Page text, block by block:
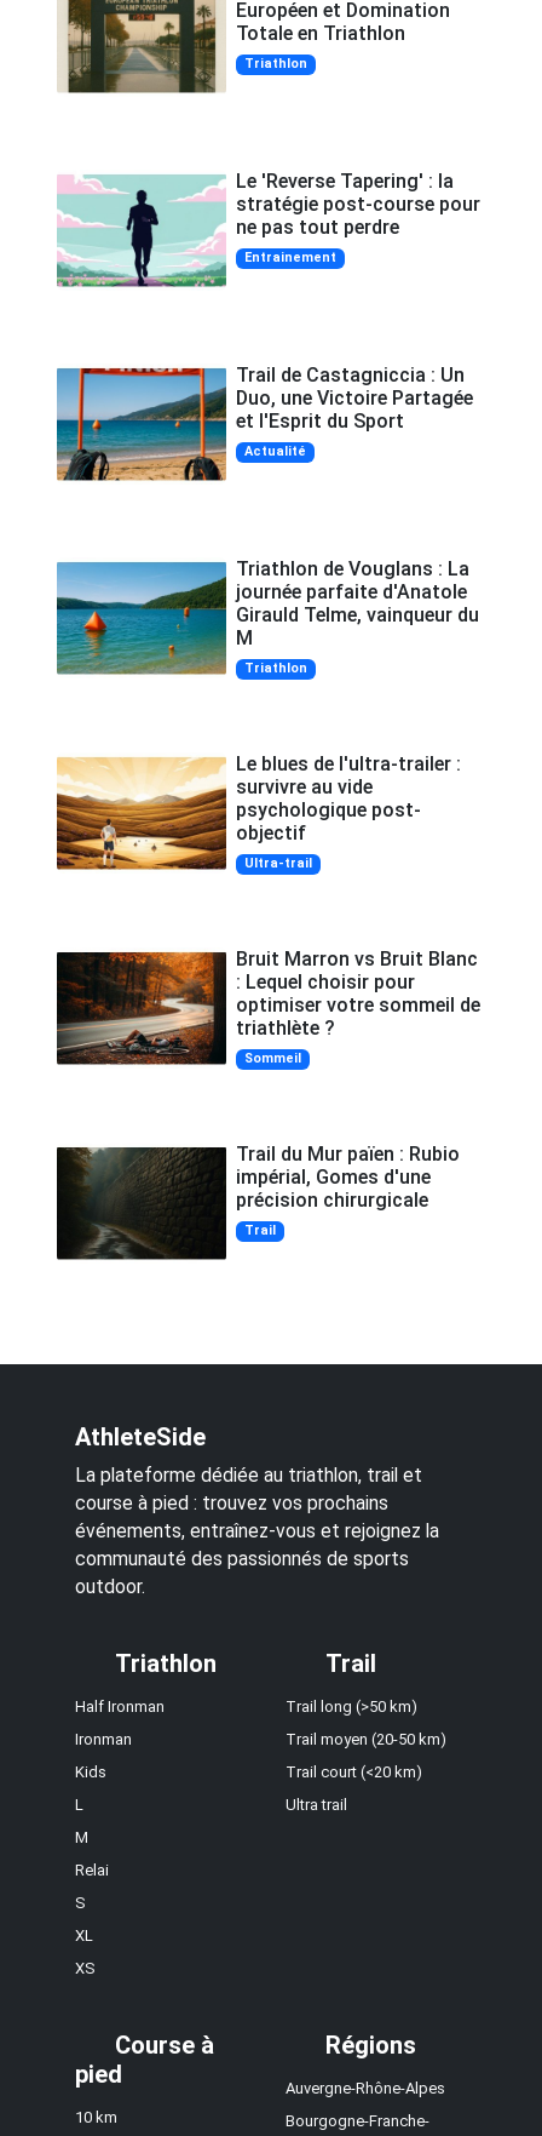
Européen et Domination
Totale en Triathlon
Triathlon
Le 'Reverse Tapering' : la
stratégie post-course pour
ne pas tout perdre
Entrainement
Trail de Castagniccia : Un
Duo, une Victoire Partagée
et l'Esprit du Sport
Actualité
Triathlon de Vouglans : La
journée parfaite d'Anatole
Girauld Telme, vainqueur du
M
Triathlon
Le blues de l'ultra-trailer :
survivre au vide
psychologique post-
objectif
Ultra-trail
Bruit Marron vs Bruit Blanc
: Lequel choisir pour
optimiser votre sommeil de
triathlète ?
Sommeil
Trail du Mur païen : Rubio
impérial, Gomes d'une
précision chirurgicale
Trail
AthleteSide
La plateforme dédiée au triathlon, trail et
course à pied : trouvez vos prochains
événements, entraînez-vous et rejoignez la
communauté des passionnés de sports
outdoor.
Triathlon
Half Ironman
Ironman
Kids
L
M
Relai
S
XL
XS
Trail
Trail long (>50 km)
Trail moyen (20-50 km)
Trail court (<20 km)
Ultra trail
Course à
pied
10 km
Régions
Auvergne-Rhône-Alpes
Bourgogne-Franche-